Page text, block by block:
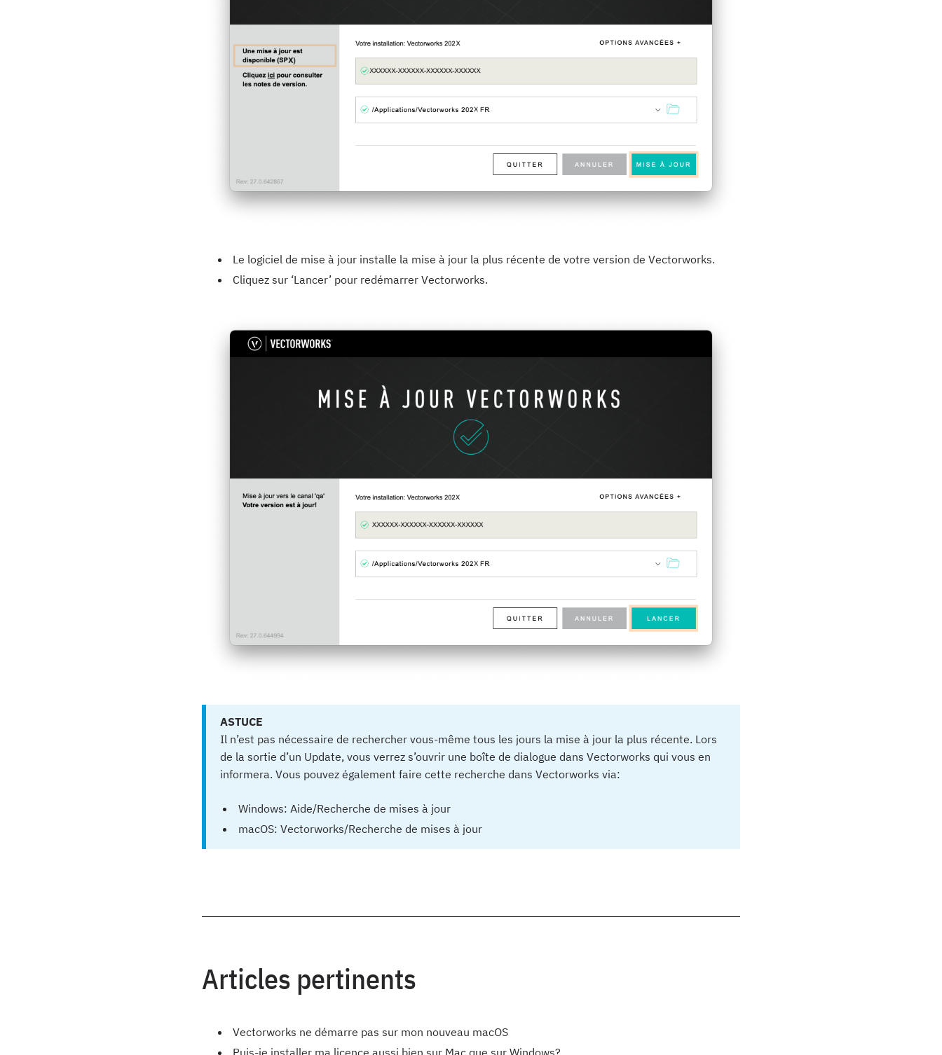
Le logiciel de mise à jour installe la mise à jour la plus récente de votre version de Vectorworks.
Cliquez sur ‘Lancer’ pour redémarrer Vectorworks.
ASTUCE
Il n’est pas nécessaire de rechercher vous-même tous les jours la mise à jour la plus récente. Lors
de la sortie d’un Update, vous verrez s’ouvrir une boîte de dialogue dans Vectorworks qui vous en
informera. Vous pouvez également faire cette recherche dans Vectorworks via:
Windows: Aide/Recherche de mises à jour
macOS: Vectorworks/Recherche de mises à jour
Articles pertinents
Vectorworks ne démarre pas sur mon nouveau macOS